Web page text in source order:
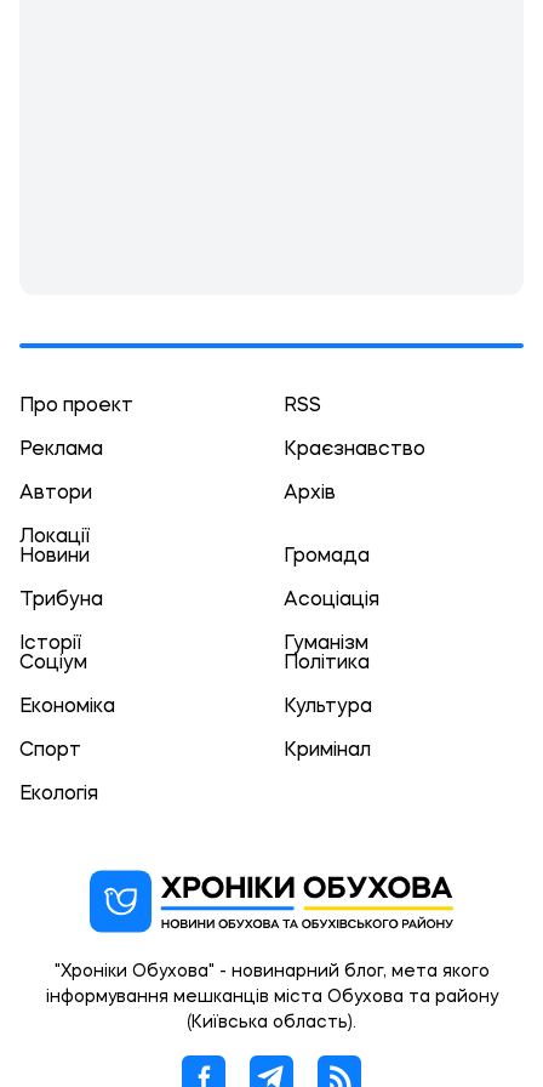
Про проект RSS
Реклама Краєзнавство
Автори Архів
Локації
Новини
Громада
Трибуна Асоціація
Історії
Гуманізм
Соціум
Політика
Економіка Культура
Спорт Кримінал
Екологія
"Хроніки Обухова" - новинарний блог, мета якого
інформування мешканців міста Обухова та району
(Київська область).